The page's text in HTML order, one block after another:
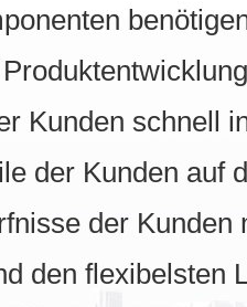
Kunden schnell
der Kunden auf
der Kunden
den flexibelsten